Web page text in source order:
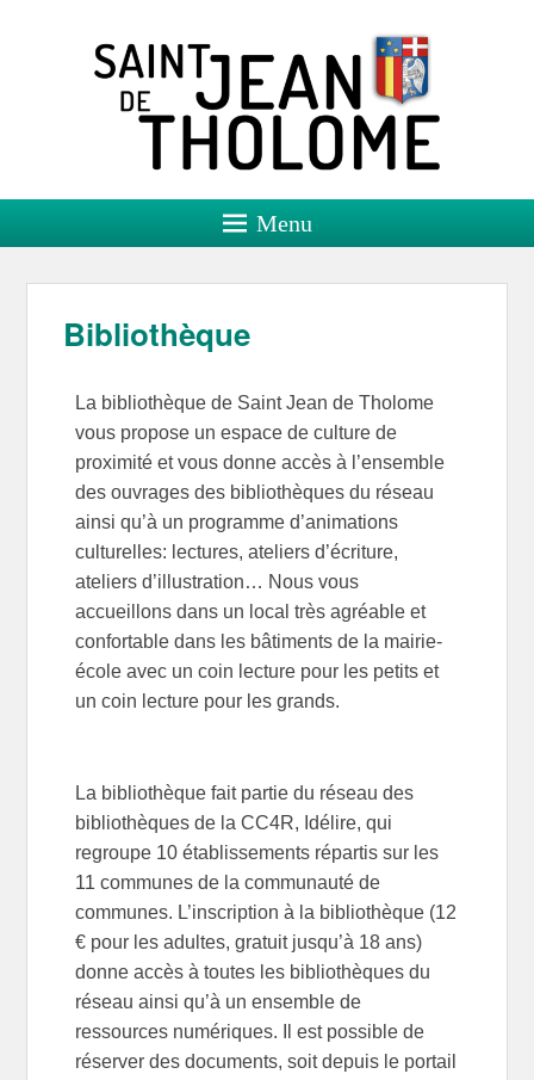
Saint Jean de Tholome
Site officiel
Menu
Bibliothèque
La bibliothèque de Saint Jean de Tholome
vous propose un espace de culture de
proximité et vous donne accès à l’ensemble
des ouvrages des bibliothèques du réseau
ainsi qu’à un programme d’animations
culturelles: lectures, ateliers d’écriture,
ateliers d’illustration… Nous vous
accueillons dans un local très agréable et
confortable dans les bâtiments de la mairie-
école avec un coin lecture pour les petits et
un coin lecture pour les grands.
La bibliothèque fait partie du réseau des
bibliothèques de la CC4R, Idélire, qui
regroupe 10 établissements répartis sur les
11 communes de la communauté de
communes. L’inscription à la bibliothèque (12
€ pour les adultes, gratuit jusqu’à 18 ans)
donne accès à toutes les bibliothèques du
réseau ainsi qu’à un ensemble de
ressources numériques. Il est possible de
réserver des documents, soit depuis le portail